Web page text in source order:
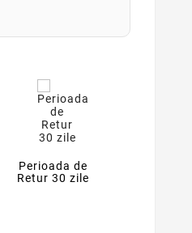
Perioada de
Retur 30 zile